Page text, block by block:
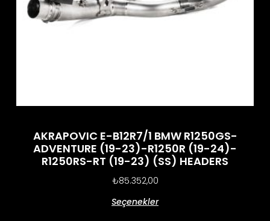
AKRAPOVIC E-B12R7/1 BMW R1250GS-
ADVENTURE (19-23)-R1250R (19-24)-
R1250RS-RT (19-23) (SS) HEADERS
₺85.352,00
Seçenekler